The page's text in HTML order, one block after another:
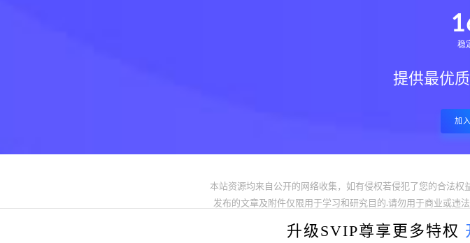
稳
提供最优
加
本站资源均来自公开的网络收集，如有侵权若侵犯了您的合法
发布的文章及附件仅限用于学习和研究目的.请勿用于商业或
升级SVIP尊享更多特权